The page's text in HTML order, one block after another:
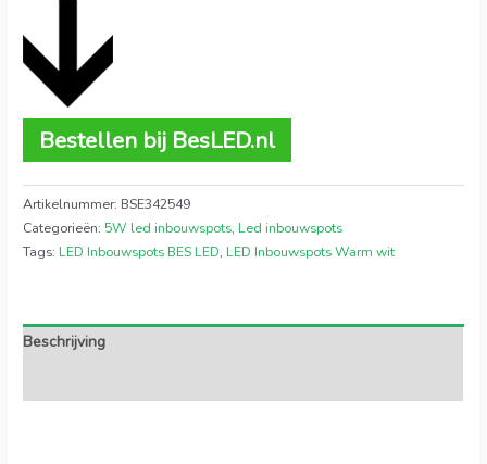
Bestellen bij BesLED.nl
Artikelnummer: BSE342549
Categorieën: 5W led inbouwspots, Led inbouwspots
Tags: LED Inbouwspots BES LED, LED Inbouwspots Warm wit
Beschrijving